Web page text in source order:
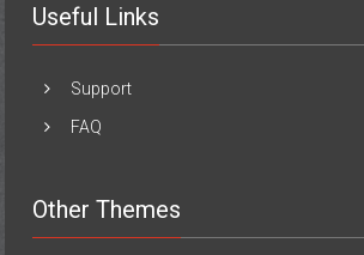
Useful Links
Support
FAQ
Other Themes